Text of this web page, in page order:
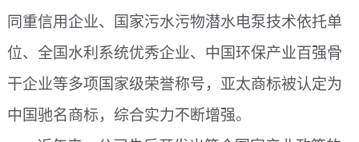
同重信用企业、国家污水污物潜水电泵技术依托单
位、全国水利系统优秀企业、中国环保产业百强骨
干企业等多项国家级荣誉称号，亚太商标被认定为
中国驰名商标，综合实力不断增强。